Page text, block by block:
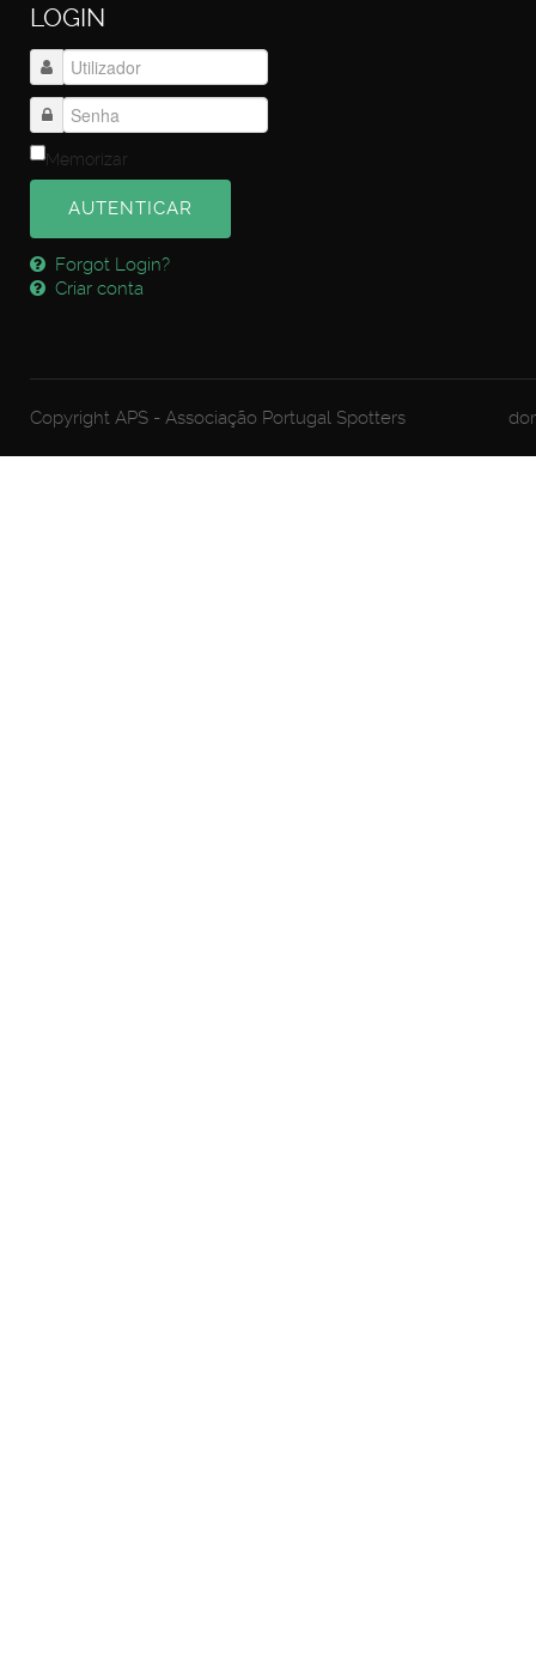
LOGIN
Memorizar
AUTENTICAR
Forgot Login?
Criar conta
Copyright APS - Associação Portugal Spotters